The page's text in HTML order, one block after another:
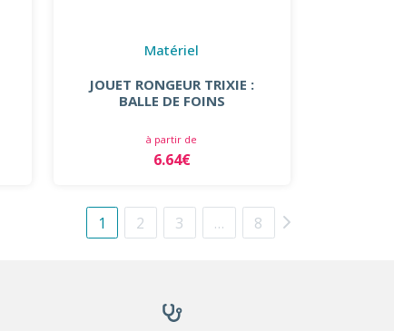
Matériel
JOUET RONGEUR TRIXIE :
BALLE DE FOINS
à partir de
6.64€
1 2 3 … 8